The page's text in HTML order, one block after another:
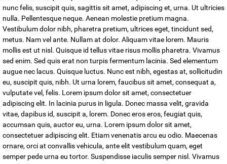
nunc felis, suscipit quis, sagittis sit amet, adipiscing et, urna. Ut ultricies
nulla. Pellentesque neque. Aenean molestie pretium magna.
Vestibulum dolor nibh, pharetra pretium, ultrices eget, tincidunt sed,
metus. Nam vel ante. Nullam at dolor. Aliquam vitae lorem. Mauris
mollis est ut nisl. Quisque id tellus vitae risus mollis pharetra. Vivamus
sed enim. Sed quis erat non turpis fermentum lacinia. Sed elementum
augue nec lacus. Quisque luctus. Nunc est nibh, egestas at, sollicitudin
eu, suscipit quis, nibh. Ut urna lorem, faucibus sit amet, consequat a,
vulputate vel, felis. Lorem ipsum dolor sit amet, consectetuer
adipiscing elit. In lacinia purus in ligula. Donec massa velit, gravida
vitae, dapibus id, suscipit a, lorem. Donec eros eros, feugiat quis,
accumsan quis, auctor eu, urna. Lorem ipsum dolor sit amet,
consectetuer adipiscing elit. Etiam venenatis arcu eu odio. Maecenas
ornare, orci at convallis vehicula, ante elit vestibulum quam, eget
semper pede urna eu tortor. Suspendisse iaculis semper nisl. Vivamus